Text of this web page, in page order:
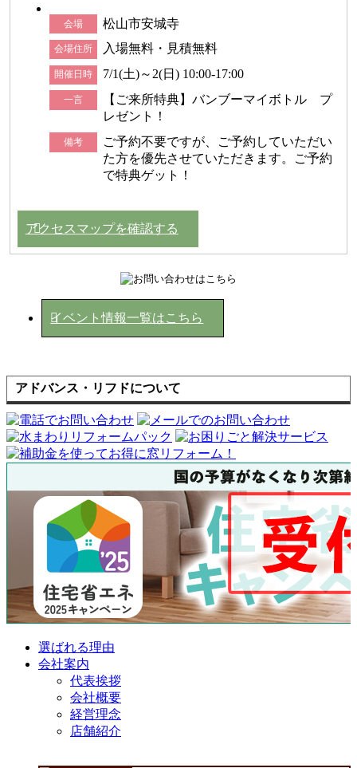
会場 松山市安城寺
会場住所 入場無料・見積無料
開催日時 7/1(土)～2(日) 10:00-17:00
一言
【ご来所特典】バンブーマイボトル プ
レゼント！
備考
ご予約不要ですが、ご予約していただい
た方を優先させていただきます。ご予約
で特典ゲット！
アクセスマップを確認する
イベント情報一覧はこちら
アドバンス・リフドについて
選ばれる理由
会社案内
代表挨拶
会社概要
経営理念
店舗紹介